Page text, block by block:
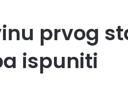
prvog
ispuniti